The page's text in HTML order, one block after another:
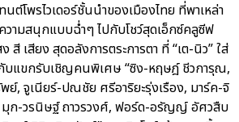
ต์โพรไวเดอร์ชั้นนำของเมืองไทย ที่พาเหล่า
วามสนุกแบบฉ่ำๆ ไปกับโชว์สุดเอ็กซ์คลูซีฟ
สี เสียง สุดอลังการตระการตา ที่ “เต-นิว” ใส่
บแขกรับเชิญคนพิเศษ “ซิง-หฤษฎ์ ชีวการุณ,
, จูเนียร์-ปณชัย ศรีอาริยะรุ่งเรือง, มาร์ค-จิ
ก-วรนิษฐ์ ถาวรวงศ์, ฟอร์ด-อรัญญ์ อัศวสืบ